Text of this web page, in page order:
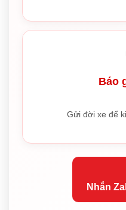
Báo
Gửi đời xe để
Nhắn